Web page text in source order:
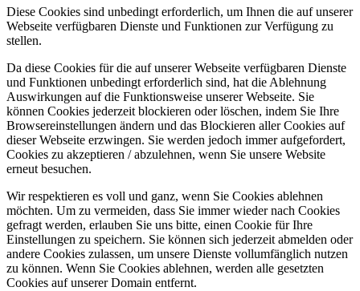
Diese Cookies sind unbedingt erforderlich, um Ihnen die auf unserer
Webseite verfügbaren Dienste und Funktionen zur Verfügung zu
stellen.
Da diese Cookies für die auf unserer Webseite verfügbaren Dienste
und Funktionen unbedingt erforderlich sind, hat die Ablehnung
Auswirkungen auf die Funktionsweise unserer Webseite. Sie
können Cookies jederzeit blockieren oder löschen, indem Sie Ihre
Browsereinstellungen ändern und das Blockieren aller Cookies auf
dieser Webseite erzwingen. Sie werden jedoch immer aufgefordert,
Cookies zu akzeptieren / abzulehnen, wenn Sie unsere Website
erneut besuchen.
Wir respektieren es voll und ganz, wenn Sie Cookies ablehnen
möchten. Um zu vermeiden, dass Sie immer wieder nach Cookies
gefragt werden, erlauben Sie uns bitte, einen Cookie für Ihre
Einstellungen zu speichern. Sie können sich jederzeit abmelden oder
andere Cookies zulassen, um unsere Dienste vollumfänglich nutzen
zu können. Wenn Sie Cookies ablehnen, werden alle gesetzten
Cookies auf unserer Domain entfernt.